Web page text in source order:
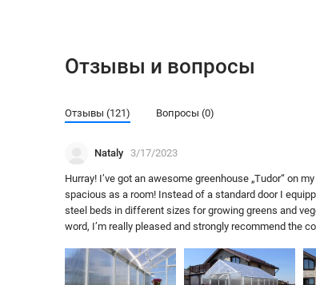
Отзывы и вопросы
Отзывы (121) Вопросы (0)
Nataly 3/17/2023
Hurray! I’ve got an awesome greenhouse „Tudor“ on
spacious as a room! Instead of a standard door I
steel beds in different sizes for growing greens and
word, I’m really pleased and strongly recommend the